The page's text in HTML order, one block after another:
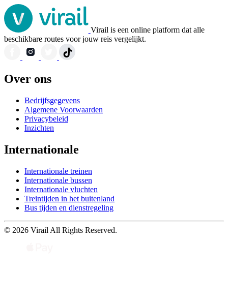
Virail is een online platform dat alle
beschikbare routes voor jouw reis vergelijkt.
Over ons
Bedrijfsgegevens
Algemene Voorwaarden
Privacybeleid
Inzichten
Internationale
Internationale treinen
Internationale bussen
Internationale vluchten
Treintijden in het buitenland
Bus tijden en dienstregeling
© 2026 Virail All Rights Reserved.